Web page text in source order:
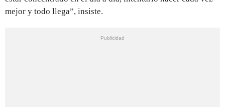
mejor y todo llega”, insiste.